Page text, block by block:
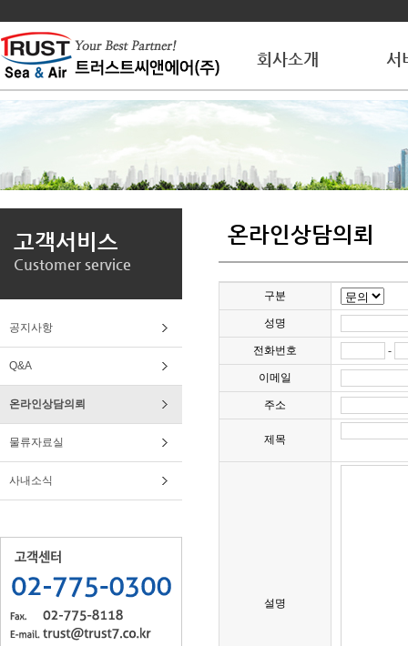
회사소개 서
고객서비스
Customer service
공지사항
Q&A
온라인상담의뢰
물류자료실
사내소식
온라인상담의뢰
구분
성명
전화번호 -
이메일
주소
제목
설명